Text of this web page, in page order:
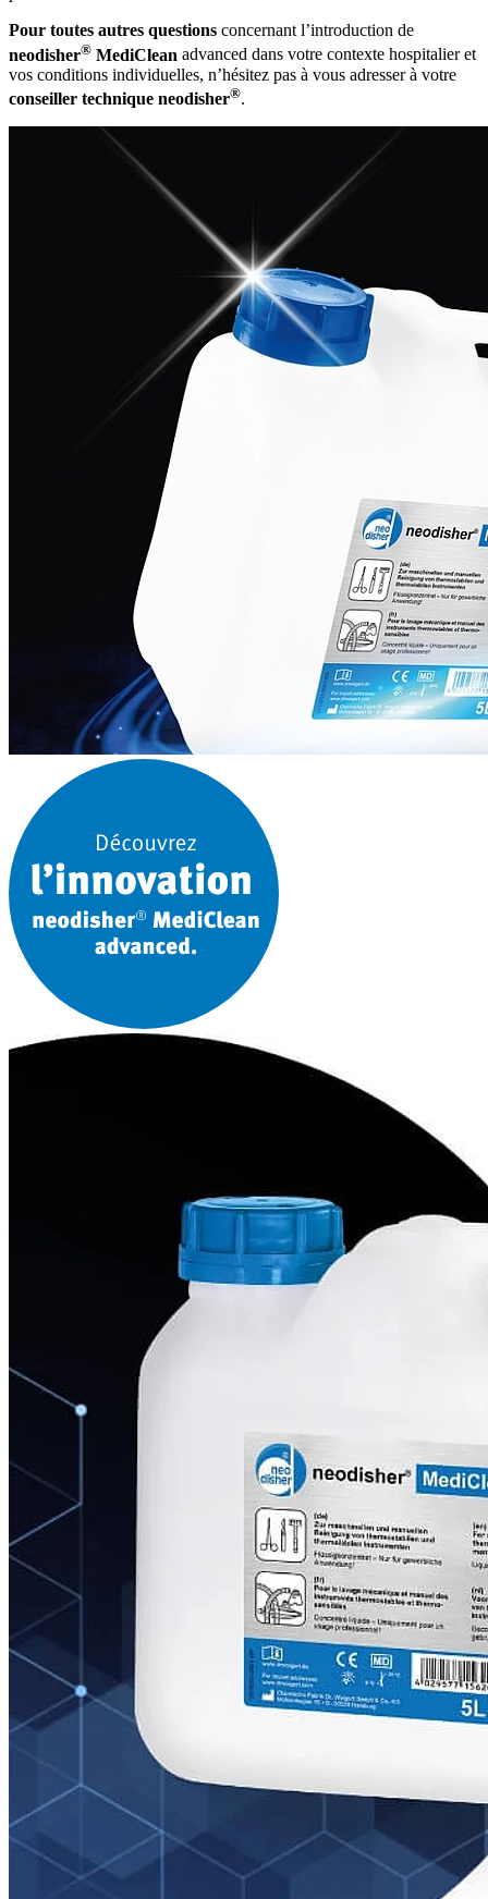
Pour toutes autres questions concernant l’introduction de
neodisher® MediClean advanced dans votre contexte hospitalier et
vos conditions individuelles, n’hésitez pas à vous adresser à votre
conseiller technique neodisher®.